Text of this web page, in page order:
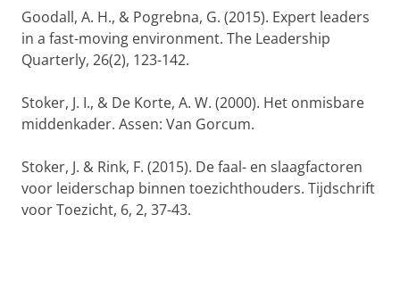
Goodall, A. H., & Pogrebna, G. (2015). Expert leaders
in a fast-moving environment. The Leadership
Quarterly, 26(2), 123-142.
Stoker, J. I., & De Korte, A. W. (2000). Het onmisbare
middenkader. Assen: Van Gorcum.
Stoker, J. & Rink, F. (2015). De faal- en slaagfactoren
voor leiderschap binnen toezichthouders. Tijdschrift
voor Toezicht, 6, 2, 37-43.